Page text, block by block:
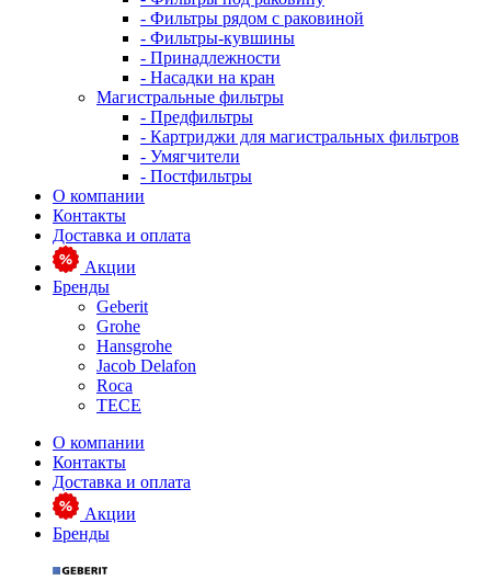
- Фильтры рядом с раковиной
- Фильтры-кувшины
- Принадлежности
- Насадки на кран
Магистральные фильтры
- Предфильтры
- Картриджи для магистральных фильтров
- Умягчители
- Постфильтры
О компании
Контакты
Доставка и оплата
Акции
Бренды
Geberit
Grohe
Hansgrohe
Jacob Delafon
Roca
TECE
О компании
Контакты
Доставка и оплата
Акции
Бренды